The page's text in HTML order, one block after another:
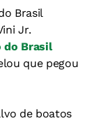
Brasil
Jr.
do Brasil
que pegou
de boatos